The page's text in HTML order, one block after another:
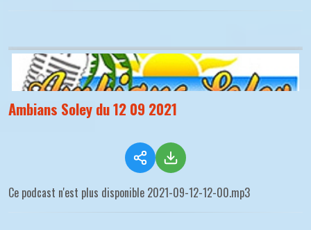
Ambians Soley du 12 09 2021
Ce podcast n'est plus disponible 2021-09-12-12-00.mp3